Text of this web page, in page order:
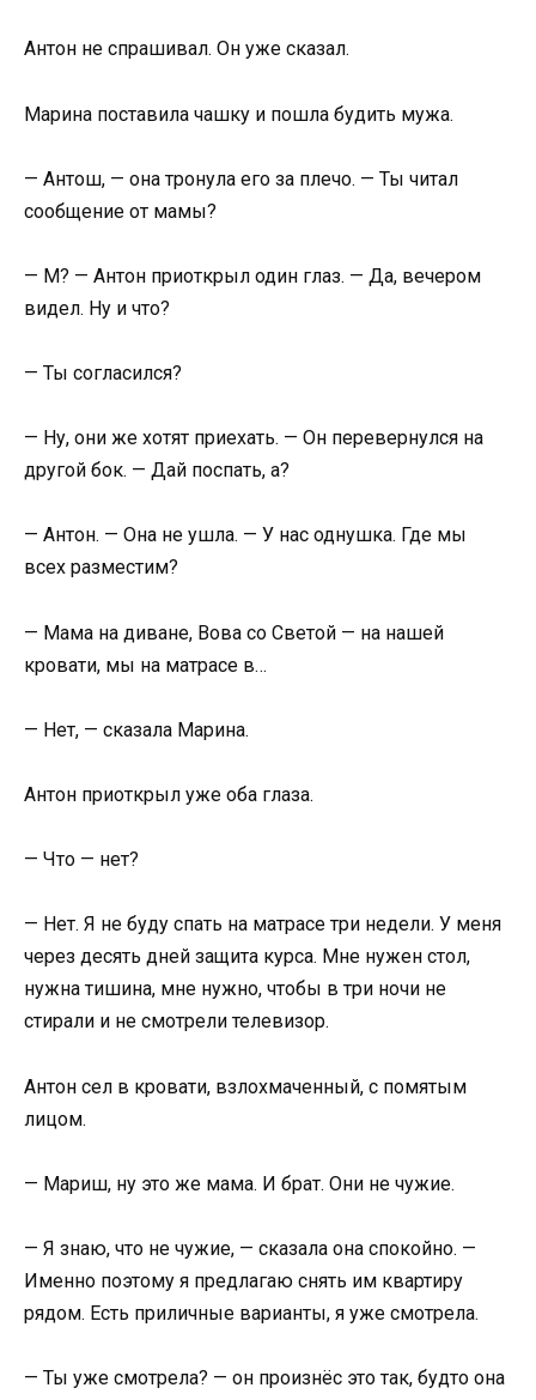
Антон не спрашивал. Он уже сказал.
Марина поставила чашку и пошла будить мужа.
— Антош, — она тронула его за плечо. — Ты читал
сообщение от мамы?
— М? — Антон приоткрыл один глаз. — Да, вечером
видел. Ну и что?
— Ты согласился?
— Ну, они же хотят приехать. — Он перевернулся на
другой бок. — Дай поспать, а?
— Антон. — Она не ушла. — У нас однушка. Где мы
всех разместим?
— Мама на диване, Вова со Светой — на нашей
кровати, мы на матрасе в…
— Нет, — сказала Марина.
Антон приоткрыл уже оба глаза.
— Что — нет?
— Нет. Я не буду спать на матрасе три недели. У меня
через десять дней защита курса. Мне нужен стол,
нужна тишина, мне нужно, чтобы в три ночи не
стирали и не смотрели телевизор.
Антон сел в кровати, взлохмаченный, с помятым
лицом.
— Мариш, ну это же мама. И брат. Они не чужие.
— Я знаю, что не чужие, — сказала она спокойно. —
Именно поэтому я предлагаю снять им квартиру
рядом. Есть приличные варианты, я уже смотрела.
— Ты уже смотрела? — он произнёс это так, будто она